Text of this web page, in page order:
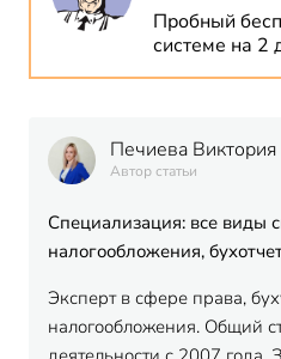
Пробный
системе на 2
Печиева Виктория
Автор статьи
Специализация: все виды
налогообложения,
Эксперт в сфере права,
налогообложения. Общий